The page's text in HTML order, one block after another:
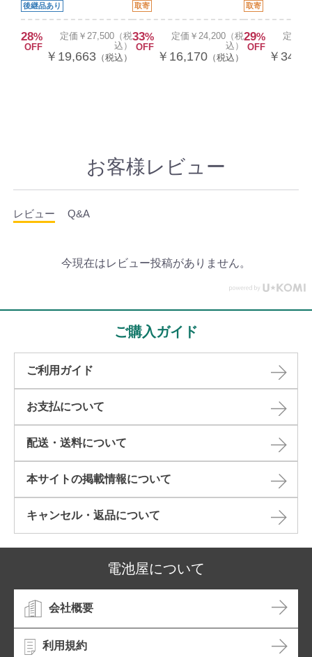
後継品あり
28%
OFF
定価￥27,500（税
込）
￥19,663 （税込）
取寄
33%
OFF
定価￥24,200（税
込）
￥16,170 （税込）
取寄
29%
OFF
定価
￥
お客様レビュー
レビュー Q&A
今現在はレビュー投稿がありません。
ご購入ガイド
ご利用ガイド
お支払について
配送・送料について
本サイトの掲載情報について​
キャンセル・返品について​
電池屋について
会社概要
利用規約